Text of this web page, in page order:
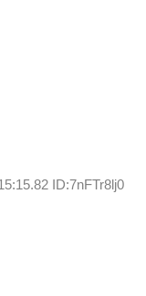
ID:7nFTr8lj0